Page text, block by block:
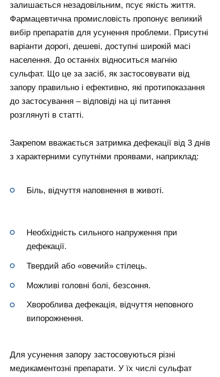
залишається незадовільним, псує якість життя.
Фармацевтична промисловість пропонує великий
вибір препаратів для усунення проблеми. Присутні
варіанти дорогі, дешеві, доступні широкій масі
населення. До останніх відноситься магнію
сульфат. Що це за засіб, як застосовувати від
запору правильно і ефективно, які протипоказання
до застосування – відповіді на ці питання
розглянуті в статті.
Закрепом вважається затримка дефекації від 3 днів
з характерними супутніми проявами, наприклад:
Біль, відчуття наповнення в животі.
Необхідність сильного напруження при
дефекації.
Твердий або «овечий» стілець.
Можливі головні болі, безсоння.
Хвороблива дефекація, відчуття неповного
випорожнення.
Для усунення запору застосовуються різні
медикаментозні препарати. У їх числі сульфат